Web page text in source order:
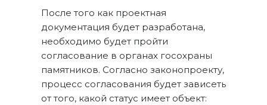
После того как проектная
документация будет разработана,
необходимо будет пройти
согласование в органах госохраны
памятников. Согласно законопроекту,
процесс согласования будет зависеть
от того, какой статус имеет объект: